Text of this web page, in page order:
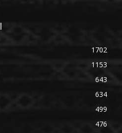
1702
1153
643
634
499
476